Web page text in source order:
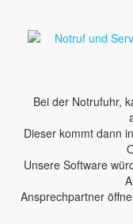
Bei der Notrufuhr,
Dieser kommt dann
Unsere Software
Ansprechpartner